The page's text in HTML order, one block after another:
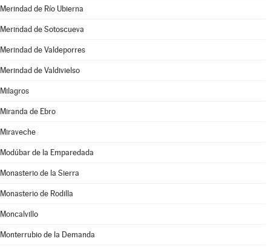
Merindad de Río Ubierna
Merindad de Sotoscueva
Merindad de Valdeporres
Merindad de Valdivielso
Milagros
Miranda de Ebro
Miraveche
Modúbar de la Emparedada
Monasterio de la Sierra
Monasterio de Rodilla
Moncalvillo
Monterrubio de la Demanda